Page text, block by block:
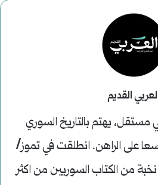
القديم
مستقل، يهتم بالتاريخ السوري
على الراهن. انطلقت في تموز/
نخبة من الكتاب السوريين من اكثر